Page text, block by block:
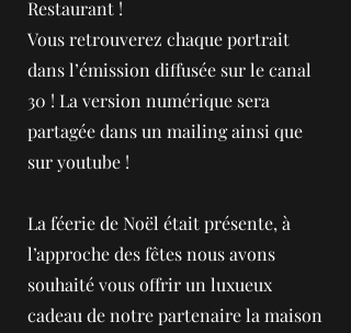
Restaurant !
Vous retrouverez chaque portrait
dans l’émission diffusée sur le canal
30 ! La version numérique sera
partagée dans un mailing ainsi que
sur youtube !
La féerie de Noël était présente, à
l’approche des fêtes nous avons
souhaité vous offrir un luxueux
cadeau de notre partenaire la maison